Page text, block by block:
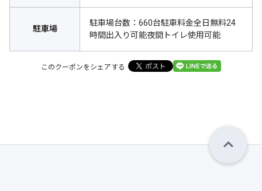
駐車場
駐車場台数：660台駐車料金全日無料24
時間出入り可能夜間トイレ使用可能
このクーポンをシェアする